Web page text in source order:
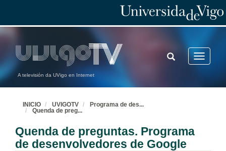
A televisión da UVigo en Internet
Toggle
TOGGLE
SEARCH
INICIO UVIGOTV Programa de des...
Quenda de preg...
Quenda de preguntas. Programa
de desenvolvedores de Google